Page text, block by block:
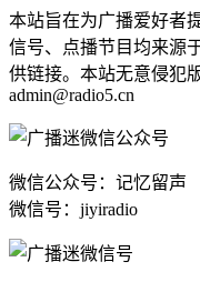
本站旨在为广播爱好者
信号、点播节目均来源
供链接。本站无意侵犯
admin@radio5.cn
微信公众号：记忆留声
微信号：jiyiradio